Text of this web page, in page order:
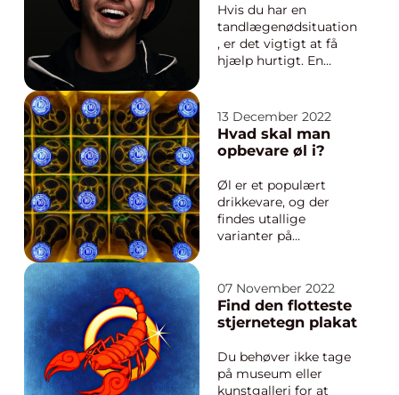
Hvis du har en
tandlægenødsituation
, er det vigtigt at få
hjælp hurtigt. En
den specialiserede
pleje og behandling,
der er nødvendig i
sådanne situationer.
De findes i de fleste
områder og kan
behandle en lang...
13 December 2022
Hvad skal man
opbevare øl i?
Øl er et populært
drikkevare, og der
findes utallige
varianter på
forskellige måder,
men hvad er den
bedste løsning? Er det
på flaske, dåse eller
noget helt andet?
Hvordan bærer man
07 November 2022
Find den flotteste
stjernetegn plakat
Du behøver ikke tage
på museum eller
kunstgalleri for at